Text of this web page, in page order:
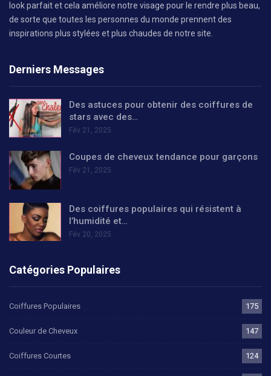
look parfait et cela améliore notre visage pour le rendre plus beau,
de sorte que toutes les personnes du monde prennent des
inspirations plus stylées et plus chaudes de notre site.
Derniers Messages
Des astuces pour obtenir des coiffures de
stars avec des…
Fév 21, 2025
Coupes de cheveux tendance pour garçons
Fév 21, 2025
Des coiffures populaires qui résistent à
l’humidité et…
Fév 20, 2025
Catégories Populaires
Coiffures Populaires 175
Couleur de Cheveux 147
Coiffures Courtes 124